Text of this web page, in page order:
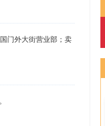
门外大街营业部；卖